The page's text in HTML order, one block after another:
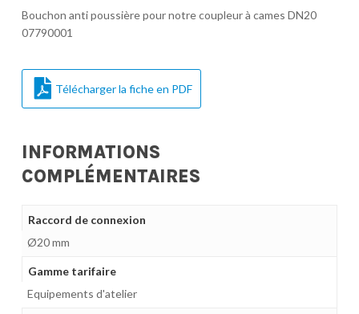
Bouchon anti poussière pour notre coupleur à cames DN20
07790001
Télécharger la fiche en PDF
INFORMATIONS
COMPLÉMENTAIRES
Raccord de connexion
Ø20 mm
Gamme tarifaire
Equipements d'atelier